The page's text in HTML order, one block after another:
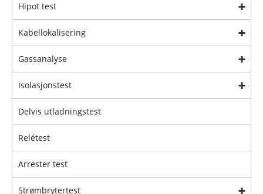
Hipot test
Kabellokalisering
Gassanalyse
Isolasjonstest
Delvis utladningstest
Relétest
Arrester test
Strømbrytertest